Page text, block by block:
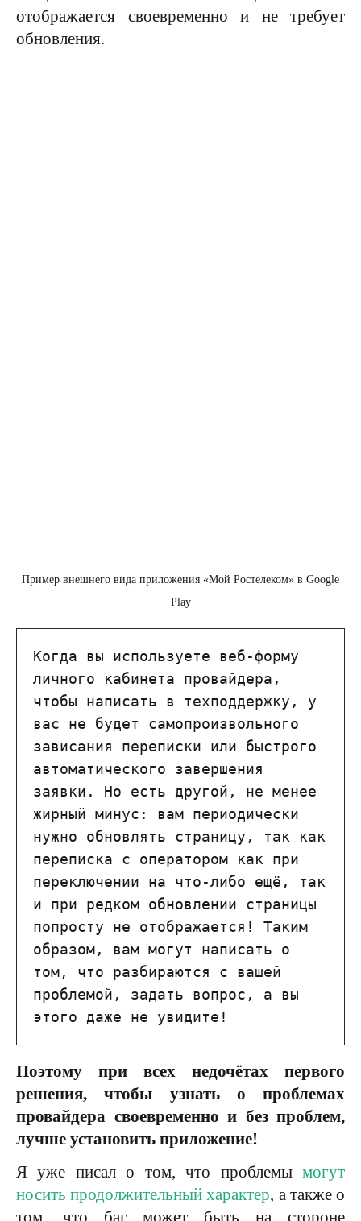
отображается своевременно и не требует
обновления.
Пример внешнего вида приложения «Мой Ростелеком» в Google
Play
Когда вы используете веб-форму
личного кабинета провайдера,
чтобы написать в техподдержку, у
вас не будет самопроизвольного
зависания переписки или быстрого
автоматического завершения
заявки. Но есть другой, не менее
жирный минус: вам периодически
нужно обновлять страницу, так как
переписка с оператором как при
переключении на что-либо ещё, так
и при редком обновлении страницы
попросту не отображается! Таким
образом, вам могут написать о
том, что разбираются с вашей
проблемой, задать вопрос, а вы
этого даже не увидите!
Поэтому при всех недочётах первого
решения, чтобы узнать о проблемах
провайдера своевременно и без проблем,
лучше установить приложение!
Я уже писал о том, что проблемы могут
носить продолжительный характер, а также о
том, что баг может быть на стороне